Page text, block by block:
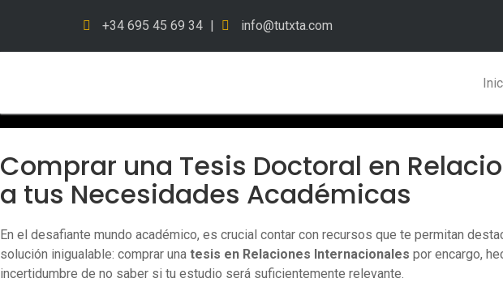
+34 695 45 69 34 | info@tutxta.com
Comprar una Tesis Doctoral en
a tus Necesidades Académicas
En el desafiante mundo académico, es crucial contar con recursos que te permitan
solución inigualable: comprar una tesis en Relaciones Internacionales por encargo,
incertidumbre de no saber si tu estudio será suficientemente relevante.